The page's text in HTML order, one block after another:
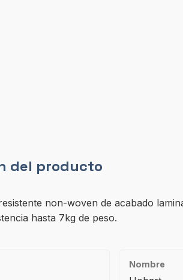
del producto
non-woven de acabado
hasta 7kg de peso.
Nombre